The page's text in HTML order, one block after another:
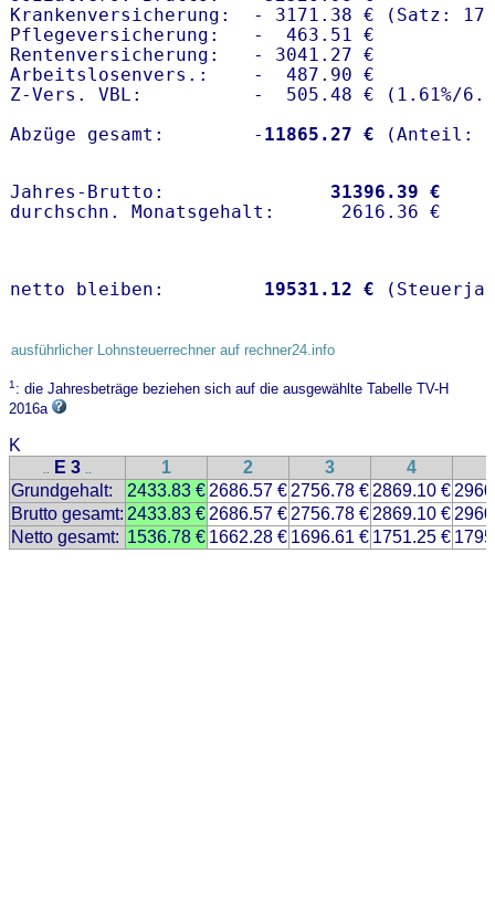
Krankenversicherung:  - 3171.38 € (Satz:
Pflegeversicherung:   -  463.51 €
Rentenversicherung:   - 3041.27 €
Arbeitslosenvers.:    -  487.90 €
Z-Vers. VBL:          -  505.48 € ( 1.61%/
Abzüge gesamt:        - 11865.27 €
Jahres-Brutto: 31396.39 €
netto bleiben: 19531.12 €
ausführlicher Lohnsteuerrechner auf rechner24.info
1: die Jahresbeträge beziehen sich auf die ausgewählte Tabelle TV-H
2016a
K
.. E 3 .. 1 2 3 4
Grundgehalt:
2433.83 € 2686.57 € 2756.78 € 2869.10 €
Brutto gesamt: 2433.83 € 2686.57 € 2756.78 € 2869.10 €
Netto gesamt: 1536.78 € 1662.28 € 1696.61 € 1751.25 €